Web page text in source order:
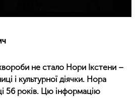
не стало Нори Ікстени –
і культурної діячки. Нора
56 років. Цю інформацію